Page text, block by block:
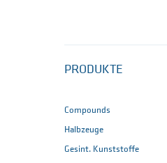
PRODUKTE
Compounds
Halbzeuge
Gesint. Kunststoffe